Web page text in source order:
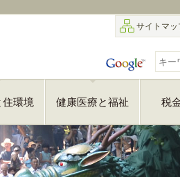
サイトマッ
環境 健康医療と福祉 税